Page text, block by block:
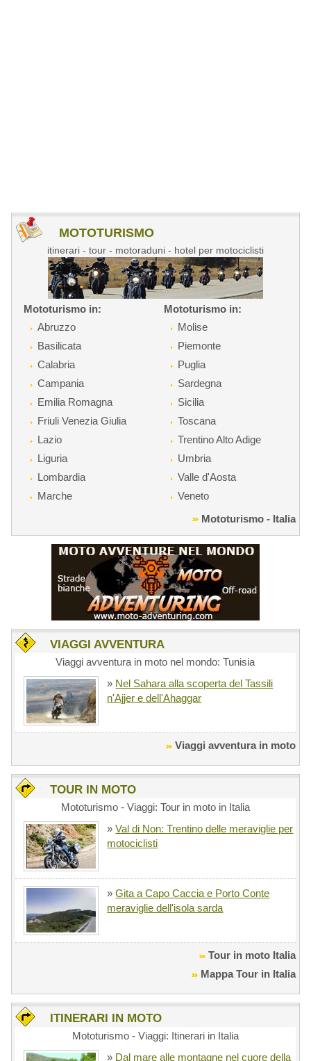
MOTOTURISMO
itinerari - tour - motoraduni - hotel per motociclisti
Mototurismo in:
Abruzzo
Basilicata
Calabria
Campania
Emilia Romagna
Friuli Venezia Giulia
Lazio
Liguria
Lombardia
Marche
Mototurismo in:
Molise
Piemonte
Puglia
Sardegna
Sicilia
Toscana
Trentino Alto Adige
Umbria
Valle d'Aosta
Veneto
Mototurismo - Italia
VIAGGI AVVENTURA
Viaggi avventura in moto nel mondo: Tunisia
» Nel Sahara alla scoperta del Tassili
n'Ajjer e dell'Ahaggar
Viaggi avventura in moto
TOUR IN MOTO
Mototurismo - Viaggi: Tour in moto in Italia
»Val di Non: Trentino delle meraviglie per
motociclisti
»Gita a Capo Caccia e Porto Conte
meraviglie dell'isola sarda
Tour in moto Italia
Mappa Tour in Italia
ITINERARI IN MOTO
Mototurismo - Viaggi: Itinerari in Italia
» Dal mare alle montagne nel cuore della